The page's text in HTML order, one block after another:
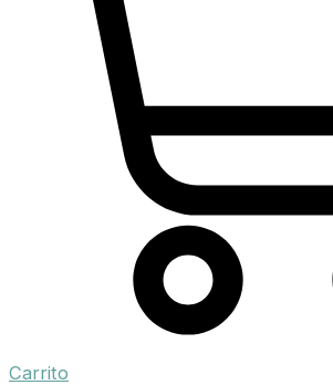
Carrito